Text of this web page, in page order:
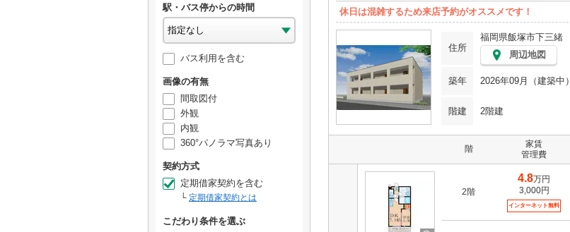
駅・バス停からの時間
バス利用を含む
画像の有無
間取図付
外観
内観
360°パノラマ写真あり
契約方式
定期借家契約を含む
定期借家契約とは
こだわり条件を選ぶ
休日は混雑するため来店予約がオススメです！
住所
福岡県飯塚市下三緒
周辺地図
築年 2026年09月（建築中）
階建 2階建
階
家賃
管理費
2階
4.8万円
3,000円
インターネット無料